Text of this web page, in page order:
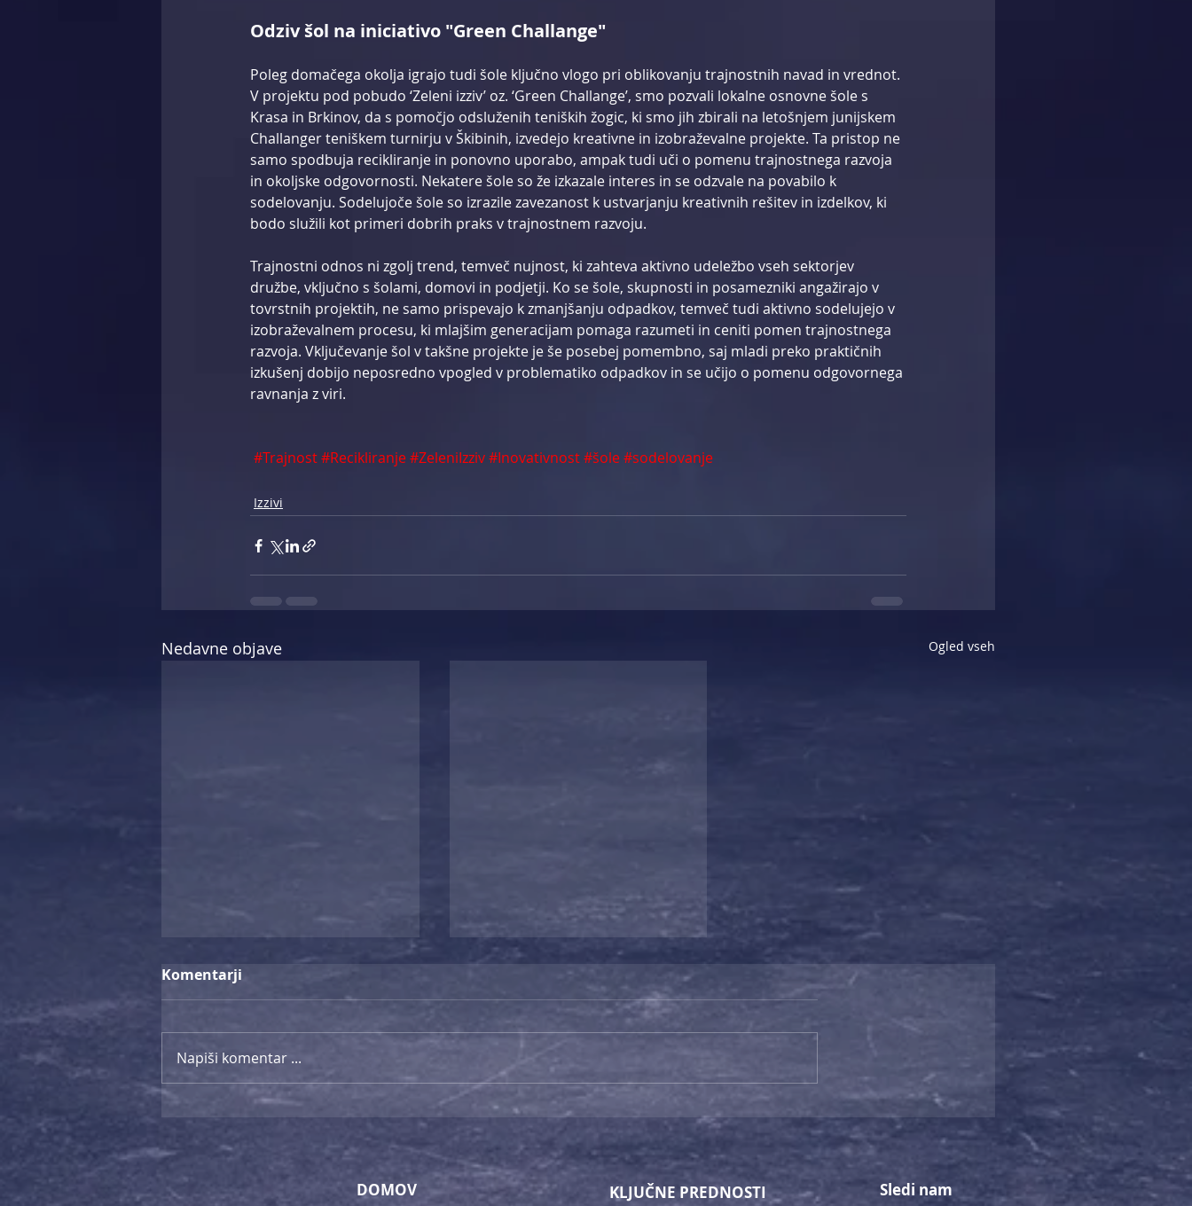
Odziv šol na iniciativo "Green Challange"
Poleg domačega okolja igrajo tudi šole ključno vlogo pri oblikovanju trajnostnih navad in vrednot.
V projektu pod pobudo ‘Zeleni izziv’ oz. ‘Green Challange’, smo pozvali lokalne osnovne šole s
Krasa in Brkinov, da s pomočjo odsluženih teniških žogic, ki smo jih zbirali na letošnjem junijskem
Challanger teniškem turnirju v Škibinih, izvedejo kreativne in izobraževalne projekte. Ta pristop ne
samo spodbuja recikliranje in ponovno uporabo, ampak tudi uči o pomenu trajnostnega razvoja
in okoljske odgovornosti. Nekatere šole so že izkazale interes in se odzvale na povabilo k
sodelovanju. Sodelujoče šole so izrazile zavezanost k ustvarjanju kreativnih rešitev in izdelkov, ki
bodo služili kot primeri dobrih praks v trajnostnem razvoju.
Trajnostni odnos ni zgolj trend, temveč nujnost, ki zahteva aktivno udeležbo vseh sektorjev
družbe, vključno s šolami, domovi in podjetji. Ko se šole, skupnosti in posamezniki angažirajo v
tovrstnih projektih, ne samo prispevajo k zmanjšanju odpadkov, temveč tudi aktivno sodelujejo v
izobraževalnem procesu, ki mlajšim generacijam pomaga razumeti in ceniti pomen trajnostnega
razvoja. Vključevanje šol v takšne projekte je še posebej pomembno, saj mladi preko praktičnih
izkušenj dobijo neposredno vpogled v problematiko odpadkov in se učijo o pomenu odgovornega
ravnanja z viri.
#Trajnost#Recikliranje#ZeleniIzziv#Inovativnost#šole#sodelovanje
Izzivi
Nedavne objave Ogled vseh
Zelena preobrazba športa:
lokalnih skupnostih
Sprejmi izziv, igraj zeleno!
- otroški likovni natečaj v
sklopu pobude 'Green
challange'
Komentarji
Napiši komentar ...
DOMOV KLJUČNE PREDNOSTI Sledi nam